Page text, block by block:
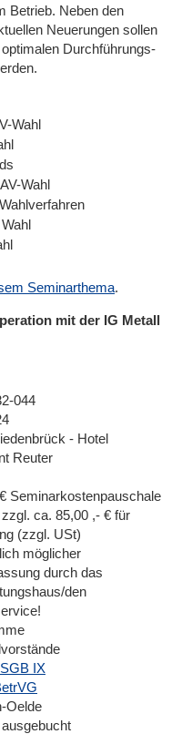
Betrieb. Neben den
Neuerungen sollen
Durchführungs-
Wahl
Wahl
Seminarthema.
mit der IG Metall
044
- Hotel
Reuter
Seminarkostenpauschale
ca. 85,00 ,- € für
(zzgl. USt)
möglicher
durch das
den
IX
Oelde